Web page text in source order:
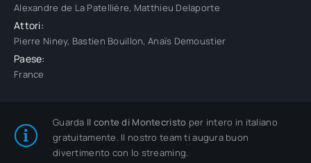
Alexandre de La Patellière, Matthieu Delaporte
Attori:
Pierre Niney, Bastien Bouillon, Anaïs Demoustier
Paese:
France
Guarda Il conte di Montecristo per intero in italiano
gratuitamente. Il nostro team ti augura buon
divertimento con lo streaming.